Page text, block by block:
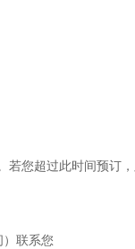
您超过此时间预订
联系您